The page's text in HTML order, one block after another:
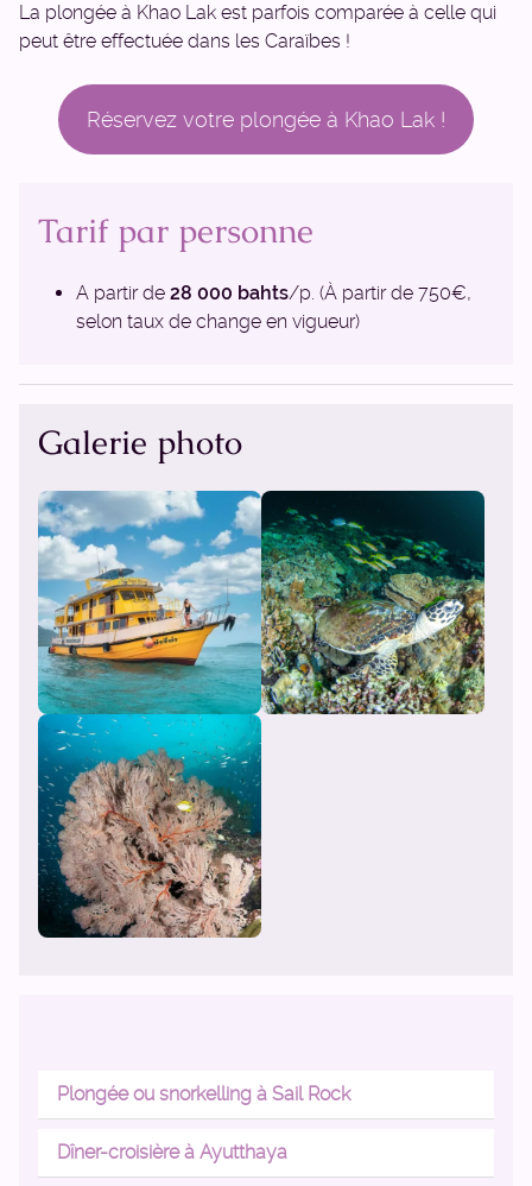
La plongée à Khao Lak est parfois comparée à celle qui
peut être effectuée dans les Caraïbes !
Réservez votre plongée à Khao Lak !
Tarif par personne
A partir de 28 000 bahts/p. (À partir de 750€,
selon taux de change en vigueur)
Galerie photo
Plongée ou snorkelling à Sail Rock
Dîner-croisière à Ayutthaya